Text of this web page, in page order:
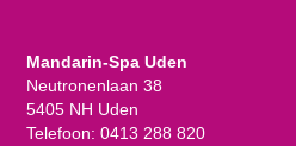
Mandarin-Spa Uden
Neutronenlaan 38
5405 NH Uden
Telefoon: 0413 288 820